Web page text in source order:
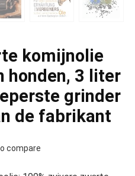
komijnolie
honden, 3 liter
grinder
de fabrikant
compare